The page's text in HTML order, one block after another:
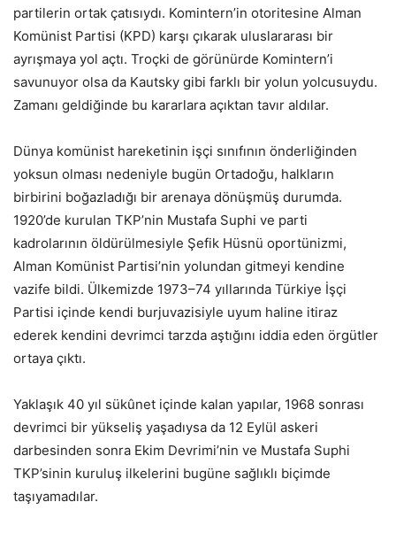
partilerin ortak çatısıydı. Komintern’in otoritesine Alman
Komünist Partisi (KPD) karşı çıkarak uluslararası bir
ayrışmaya yol açtı. Troçki de görünürde Komintern’i
savunuyor olsa da Kautsky gibi farklı bir yolun yolcusuydu.
Zamanı geldiğinde bu kararlara açıktan tavır aldılar.
Dünya komünist hareketinin işçi sınıfının önderliğinden
yoksun olması nedeniyle bugün Ortadoğu, halkların
birbirini boğazladığı bir arenaya dönüşmüş durumda.
1920’de kurulan TKP’nin Mustafa Suphi ve parti
kadrolarının öldürülmesiyle Şefik Hüsnü oportünizmi,
Alman Komünist Partisi’nin yolundan gitmeyi kendine
vazife bildi. Ülkemizde 1973–74 yıllarında Türkiye İşçi
Partisi içinde kendi burjuvazisiyle uyum haline itiraz
ederek kendini devrimci tarzda aştığını iddia eden örgütler
ortaya çıktı.
Yaklaşık 40 yıl sükûnet içinde kalan yapılar, 1968 sonrası
devrimci bir yükseliş yaşadıysa da 12 Eylül askeri
darbesinden sonra Ekim Devrimi’nin ve Mustafa Suphi
TKP’sinin kuruluş ilkelerini bugüne sağlıklı biçimde
taşıyamadılar.